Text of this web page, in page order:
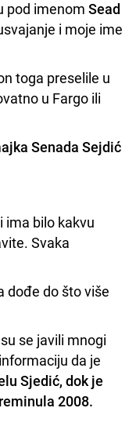
pod imenom Sead
i moje ime
toga preselile u
u Fargo ili
Senada Sejdić
ima bilo kakvu
Svaka
dođe do što više
se javili mnogi
da je
Sjedić, dok je
2008.